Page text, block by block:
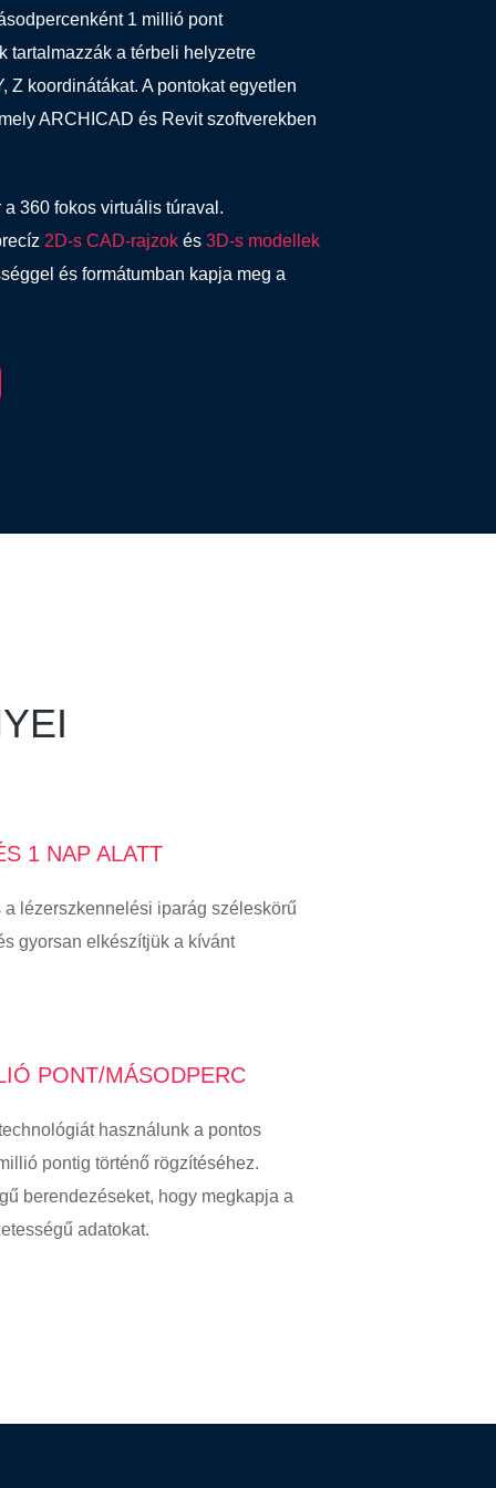
1 millió pont
tartalmazzák a térbeli helyzetre
Z koordinátákat. A pontokat egyetlen
ARCHICAD és Revit szoftverekben
360 fokos virtuális túraval.
2D-s CAD-rajzok és 3D-s modellek
és formátumban kapja meg a
1 NAP ALATT
lézerszkennelési iparág széleskörű
gyorsan elkészítjük a kívánt
PONT/MÁSODPERC
használunk a pontos
pontig történő rögzítéséhez.
berendezéseket, hogy megkapja a
adatokat.